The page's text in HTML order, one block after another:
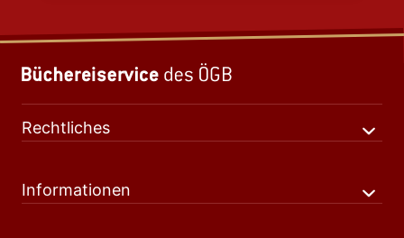
Rechtliches
Informationen